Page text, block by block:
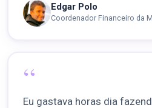
Edgar Polo
Coordenador Financeiro da
“
Eu gastava horas dia